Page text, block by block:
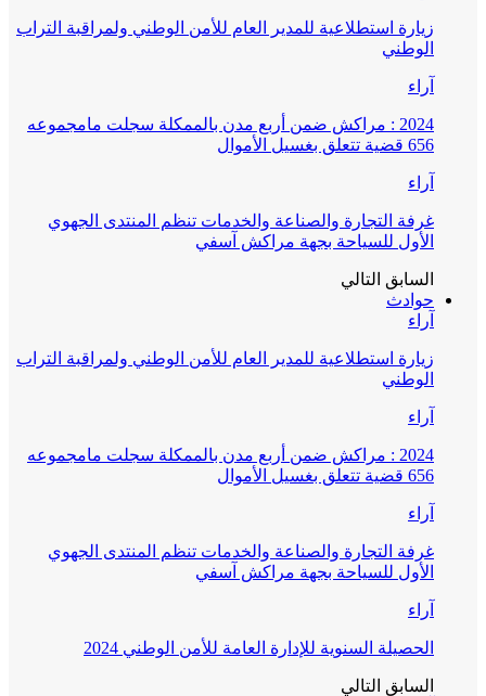
زيارة استطلاعية للمدير العام للأمن الوطني ولمراقبة التراب
الوطني
آراء
2024 : مراكش ضمن أربع مدن بالممكلة سجلت مامجموعه
656 قضية تتعلق بغسيل الأموال
آراء
غرفة التجارة والصناعة والخدمات تنظم المنتدى الجهوي
الأول للسياحة بجهة مراكش آسفي
السابق التالي
حوادث
آراء
زيارة استطلاعية للمدير العام للأمن الوطني ولمراقبة التراب
الوطني
آراء
2024 : مراكش ضمن أربع مدن بالممكلة سجلت مامجموعه
656 قضية تتعلق بغسيل الأموال
آراء
غرفة التجارة والصناعة والخدمات تنظم المنتدى الجهوي
الأول للسياحة بجهة مراكش آسفي
آراء
الحصيلة السنوية للإدارة العامة للأمن الوطني 2024
السابق التالي